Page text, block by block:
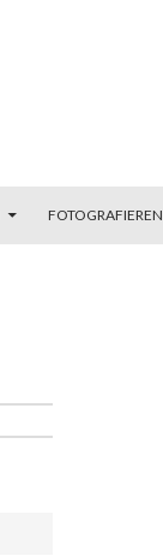
FOTOGRAFIEREN